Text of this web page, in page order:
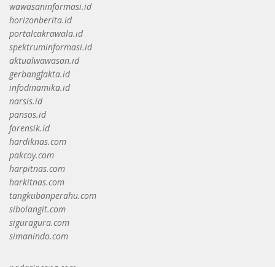
wawasaninformasi.id
horizonberita.id
portalcakrawala.id
spektruminformasi.id
aktualwawasan.id
gerbangfakta.id
infodinamika.id
narsis.id
pansos.id
forensik.id
hardiknas.com
pakcoy.com
harpitnas.com
harkitnas.com
tangkubanperahu.com
sibolangit.com
siguragura.com
simanindo.com